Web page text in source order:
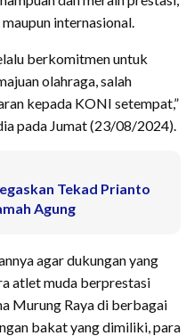
internasional.
berkomitmen untuk
olahraga, salah
kepada KONI setempat,”
pada Jumat (23/08/2024).
Tekad Prianto
Agung
agar dukungan yang
atlet muda berprestasi
Murung Raya di berbagai
bakat yang dimiliki, para